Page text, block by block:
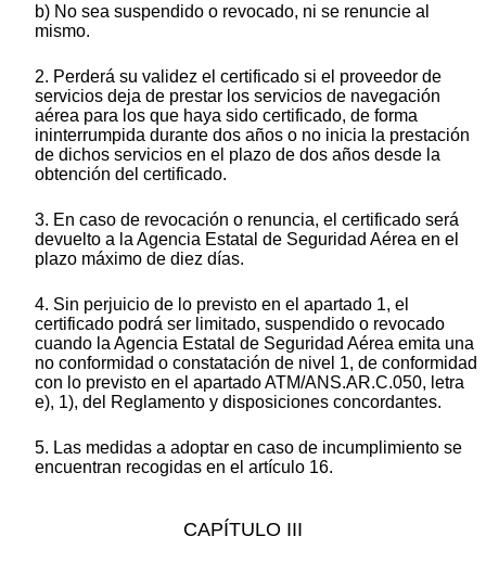
b) No sea suspendido o revocado, ni se renuncie al
mismo.
2. Perderá su validez el certificado si el proveedor de
servicios deja de prestar los servicios de navegación
aérea para los que haya sido certificado, de forma
ininterrumpida durante dos años o no inicia la prestación
de dichos servicios en el plazo de dos años desde la
obtención del certificado.
3. En caso de revocación o renuncia, el certificado será
devuelto a la Agencia Estatal de Seguridad Aérea en el
plazo máximo de diez días.
4. Sin perjuicio de lo previsto en el apartado 1, el
certificado podrá ser limitado, suspendido o revocado
cuando la Agencia Estatal de Seguridad Aérea emita una
no conformidad o constatación de nivel 1, de conformidad
con lo previsto en el apartado ATM/ANS.AR.C.050, letra
e), 1), del Reglamento y disposiciones concordantes.
5. Las medidas a adoptar en caso de incumplimiento se
encuentran recogidas en el artículo 16.
CAPÍTULO III